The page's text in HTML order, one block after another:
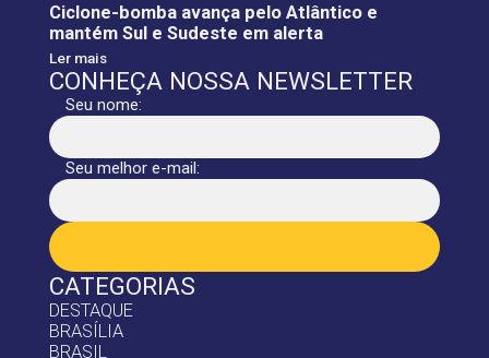
CATEGORIAS
DESTAQUE
BRASÍLIA
BRASIL
Ciclone-bomba avança pelo Atlântico e
mantém Sul e Sudeste em alerta
Ler mais
CONHEÇA NOSSA NEWSLETTER
Seu nome:
Seu melhor e-mail: